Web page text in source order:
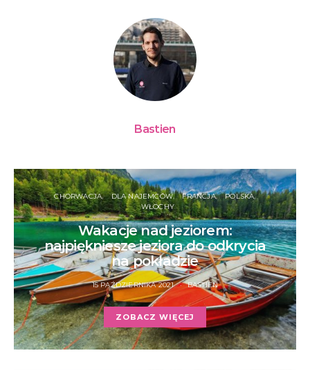
Bastien
CHORWACJA DLA NAJEMCÓW FRANCJA
POLSKA
WŁOCHY
Wakacje nad jeziorem:
najpiękniesze jeziora do odkrycia
na pokładzie
15 PAŹDZIERNIKA 2021 BASTIEN
ZOBACZ WIĘCEJ